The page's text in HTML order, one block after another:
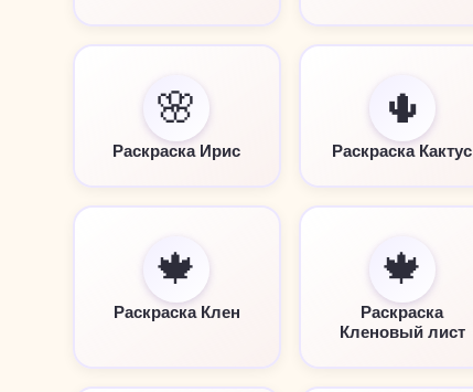
🌸
Раскраска Ирис
🌵
Раскраска Кактус
🍁
Раскраска Клен
🍁
Раскраска
Кленовый лист